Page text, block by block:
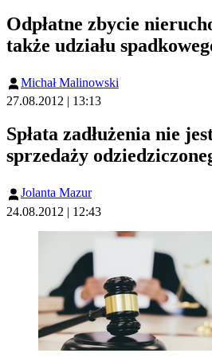
Odpłatne zbycie
także udziału
Michał Malinowski
27.08.2012 | 13:13
Spłata zadłużenia nie
sprzedaży
Jolanta Mazur
24.08.2012 | 12:43